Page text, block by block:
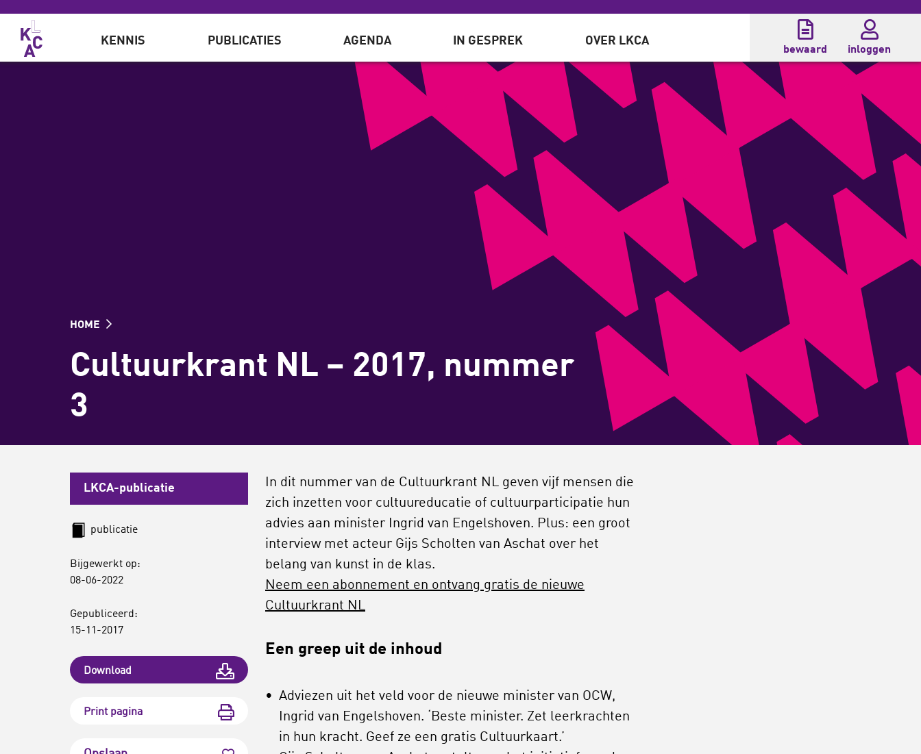
Overslaan en naar de inhoud gaan
KENNIS PUBLICATIES AGENDA IN GESPREK OVER LKCA
bewaard inloggen
HOME
Cultuurkrant NL – 2017, nummer
3
LKCA-publicatie
publicatie
Bijgewerkt op:
08-06-2022
Gepubliceerd:
15-11-2017
Download
Print pagina
In dit nummer van de Cultuurkrant NL geven vijf mensen die
zich inzetten voor cultuureducatie of cultuurparticipatie hun
advies aan minister Ingrid van Engelshoven. Plus: een groot
interview met acteur Gijs Scholten van Aschat over het
belang van kunst in de klas.
Neem een abonnement en ontvang gratis de nieuwe
Cultuurkrant NL
Een greep uit de inhoud
Adviezen uit het veld voor de nieuwe minister van OCW,
Ingrid van Engelshoven. ‘Beste minister. Zet leerkrachten
in hun kracht. Geef ze een gratis Cultuurkaart.’